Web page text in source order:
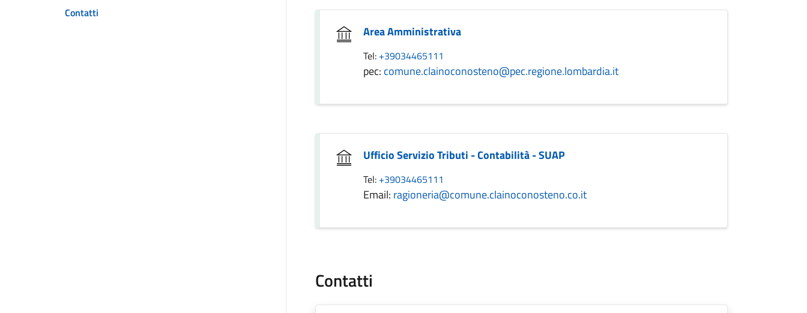
Contatti
Area Amministrativa
Tel: +39034465111
pec: comune.clainoconosteno@pec.regione.lombardia.it
Ufficio Servizio Tributi - Contabilità - SUAP
Tel: +39034465111
Email: ragioneria@comune.clainoconosteno.co.it
Contatti